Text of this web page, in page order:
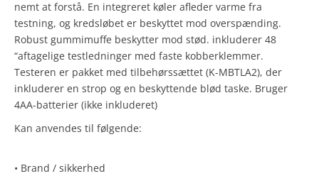
nemt at forstå. En integreret køler afleder varme fra
testning, og kredsløbet er beskyttet mod overspænding.
Robust gummimuffe beskytter mod stød. inkluderer 48
“aftagelige testledninger med faste kobberklemmer.
Testeren er pakket med tilbehørssættet (K-MBTLA2), der
inkluderer en strop og en beskyttende blød taske. Bruger
4AA-batterier (ikke inkluderet)
Kan anvendes til følgende:
• Brand / sikkerhed